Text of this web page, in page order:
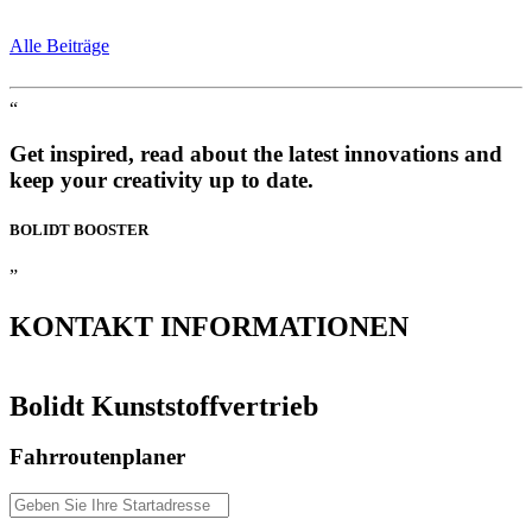
Alle Beiträge
“
Get inspired, read about the latest innovations and
keep your creativity up to date.
BOLIDT BOOSTER
”
KONTAKT INFORMATIONEN
Bolidt Kunststoffvertrieb
Fahrroutenplaner